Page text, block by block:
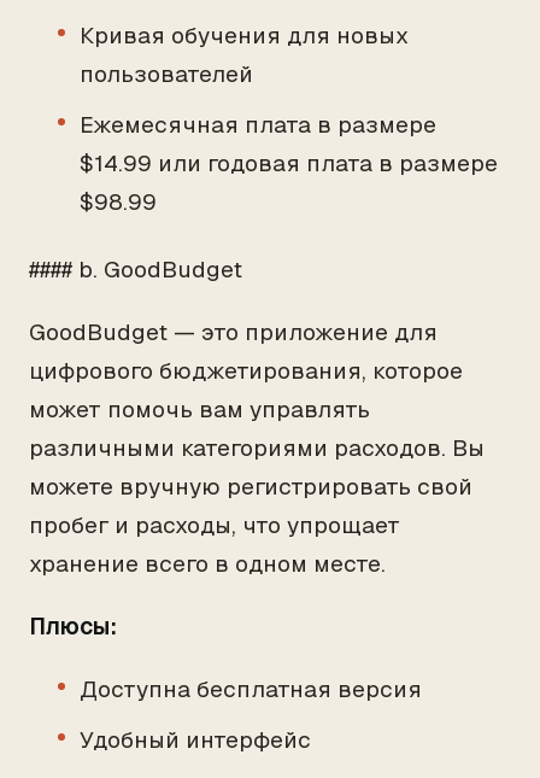
Кривая обучения для новых
пользователей
Ежемесячная плата в размере
$14.99 или годовая плата в размере
$98.99
#### b. GoodBudget
GoodBudget — это приложение для
цифрового бюджетирования, которое
может помочь вам управлять
различными категориями расходов. Вы
можете вручную регистрировать свой
пробег и расходы, что упрощает
хранение всего в одном месте.
Плюсы:
Доступна бесплатная версия
Удобный интерфейс